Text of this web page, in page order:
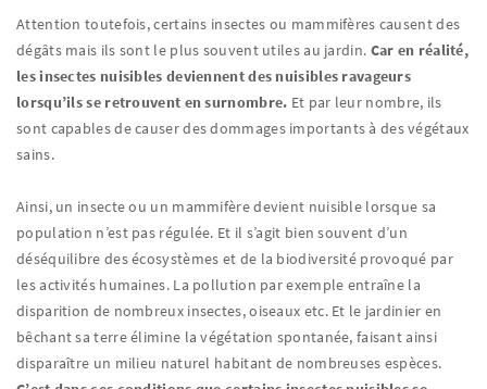
Attention toutefois, certains insectes ou mammifères causent des
dégâts mais ils sont le plus souvent utiles au jardin. Car en réalité,
les insectes nuisibles deviennent des nuisibles ravageurs
lorsqu’ils se retrouvent en surnombre. Et par leur nombre, ils
sont capables de causer des dommages importants à des végétaux
sains.
Ainsi, un insecte ou un mammifère devient nuisible lorsque sa
population n’est pas régulée. Et il s’agit bien souvent d’un
déséquilibre des écosystèmes et de la biodiversité provoqué par
les activités humaines. La pollution par exemple entraîne la
disparition de nombreux insectes, oiseaux etc. Et le jardinier en
bêchant sa terre élimine la végétation spontanée, faisant ainsi
disparaître un milieu naturel habitant de nombreuses espèces.